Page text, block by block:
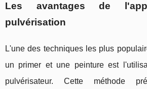
Les avantages de
pulvérisation
L'une des techniques les plus
un primer et une peinture est
pulvérisateur. Cette méthode